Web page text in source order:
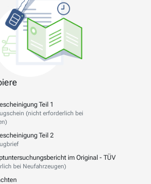
Teil 1
(nicht erforderlich bei
Teil 2
im Original - TÜV
bei Neufahrzeugen)